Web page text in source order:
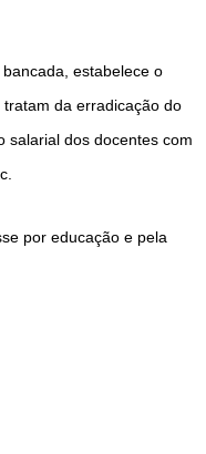
estabelece o
da erradicação do
salarial dos docentes com
por educação e pela